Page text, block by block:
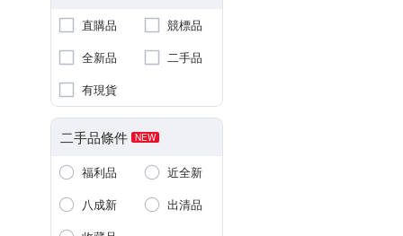
直購品
競標品
全新品
二手品
有現貨
二手品條件 NEW
福利品
近全新
八成新
出清品